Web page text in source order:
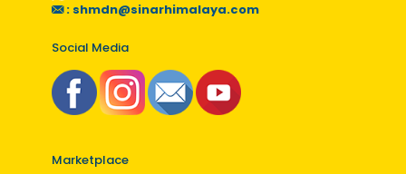
: shmdn@sinarhimalaya.com
Social Media
Marketplace